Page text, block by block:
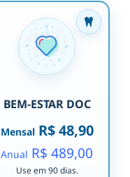
BEM-ESTAR DOC
MensalR$ 48,90
Anual R$ 489,00
Use em 90 dias.